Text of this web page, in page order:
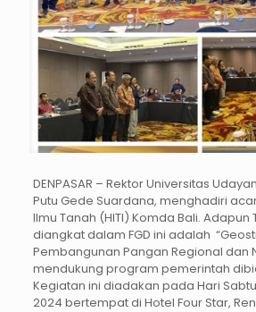
DENPASAR – Rektor Universitas
Putu Gede Suardana, menghadiri
Ilmu Tanah (HITI) Komda Bali. Adapun
diangkat dalam FGD ini adalah
Pembangunan Pangan Regional dan
mendukung program pemerintah
Kegiatan ini diadakan pada Hari
2024 bertempat di Hotel Four Star,